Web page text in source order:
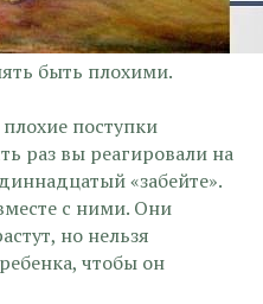
быть плохими.
поступки
раз вы реагировали на
«забейте».
с ними. Они
но нельзя
чтобы он